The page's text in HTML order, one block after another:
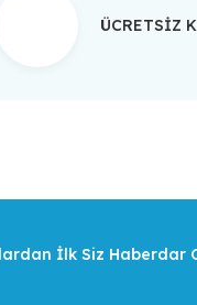
ÜCRETSİZ
İlk Siz Haberdar